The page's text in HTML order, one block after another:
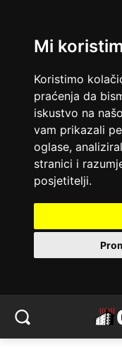
Mi
Koristimo
praćenja da
iskustvo na
vam prikazali
oglase,
stranici i
posjetitelji.